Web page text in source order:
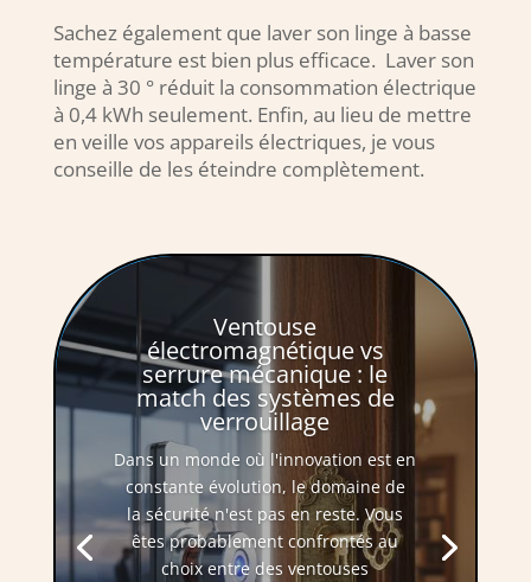
Sachez également que laver son linge à basse
température est bien plus efficace. Laver son
linge à 30 ° réduit la consommation électrique
à 0,4 kWh seulement. Enfin, au lieu de mettre
en veille vos appareils électriques, je vous
conseille de les éteindre complètement.
Ventouse
électromagnétique vs
serrure mécanique : le
match des systèmes de
verrouillage
Dans un monde où l'innovation est en
constante évolution, le domaine de
la sécurité n'est pas en reste. Vous
êtes probablement confrontés au
choix entre des ventouses